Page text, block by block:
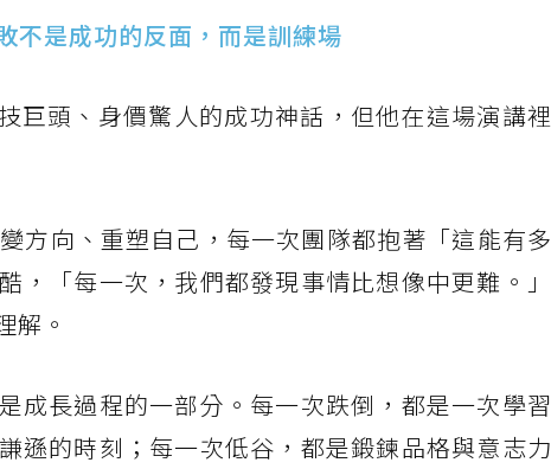
不是成功的反面，而是訓練場
巨頭、身價驚人的成功神話，但他在這場演講裡
方向、重塑自己，每一次團隊都抱著「這能有多
「每一次，我們都發現事情比想像中更難。」
解。
成長過程的一部分。每一次跌倒，都是一次學習
遜的時刻；每一次低谷，都是鍛鍊品格與意志力